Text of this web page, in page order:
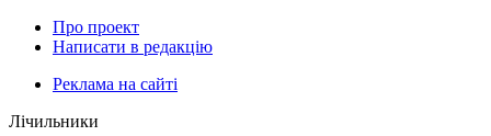
Про проект
Написати в редакцію
Реклама на сайті
Лічильники